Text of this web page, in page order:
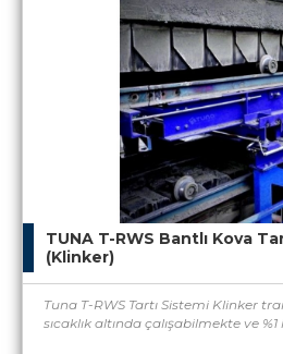
TUNA T-RWS Bantlı Kova
(Klinker)
Tuna T-RWS Tartı Sistemi Klinker
sıcaklık altında çalışabilmekte ve %1